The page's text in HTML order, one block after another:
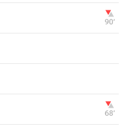
90‎’‎
68‎’‎